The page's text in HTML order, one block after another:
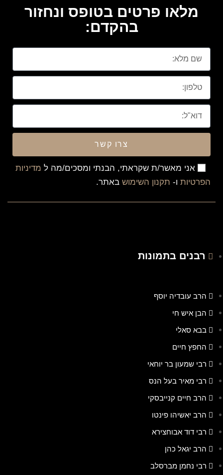
מלאו פרטים בטופס ונחזור
בהקדם:
אני מאשר/ת שקראתי, הבנתי ומסכים/מה ל מדיניות
הפרטיות ו- תקנון השימוש באתר.
צרו קשר
רבנים בתמונות
הרב עובדיה יוסף
הבן איש חי
בבא סאלי
החפץ חיים
רבי שמעון בר יוחאי
רבי מאיר בעל הנס
הרב חיים קנייבסקי
הרב יאשיהו פינטו
רבי דוד אבוחצירא
הרב יגאל כהן
רבי נחמן מברסלב